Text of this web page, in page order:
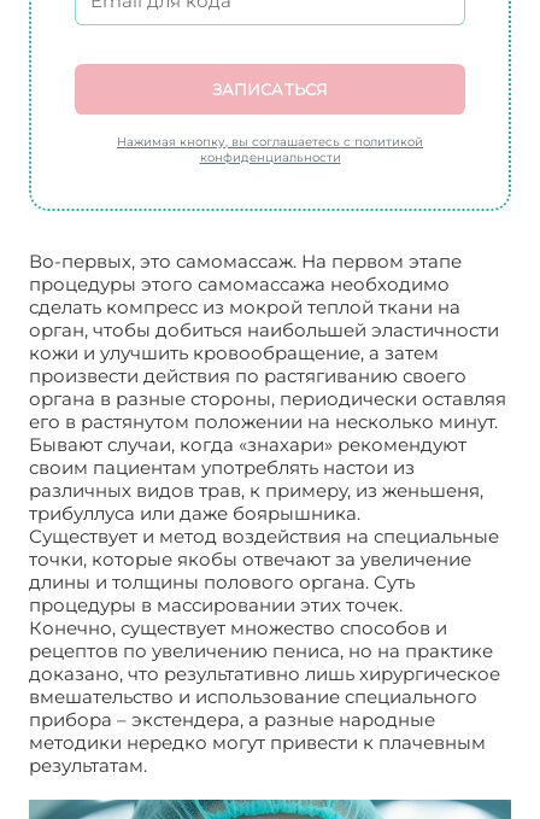
ЗАПИСАТЬСЯ
Нажимая кнопку, вы соглашаетесь с политикой
конфиденциальности
Во-первых, это самомассаж. На первом этапе
процедуры этого самомассажа необходимо
сделать компресс из мокрой теплой ткани на
орган, чтобы добиться наибольшей эластичности
кожи и улучшить кровообращение, а затем
произвести действия по растягиванию своего
органа в разные стороны, периодически оставляя
его в растянутом положении на несколько минут.
Бывают случаи, когда «знахари» рекомендуют
своим пациентам употреблять настои из
различных видов трав, к примеру, из женьшеня,
трибуллуса или даже боярышника.
Существует и метод воздействия на специальные
точки, которые якобы отвечают за увеличение
длины и толщины полового органа. Суть
процедуры в массировании этих точек.
Конечно, существует множество способов и
рецептов по увеличению пениса, но на практике
доказано, что результативно лишь хирургическое
вмешательство и использование специального
прибора – экстендера, а разные народные
методики нередко могут привести к плачевным
результатам.